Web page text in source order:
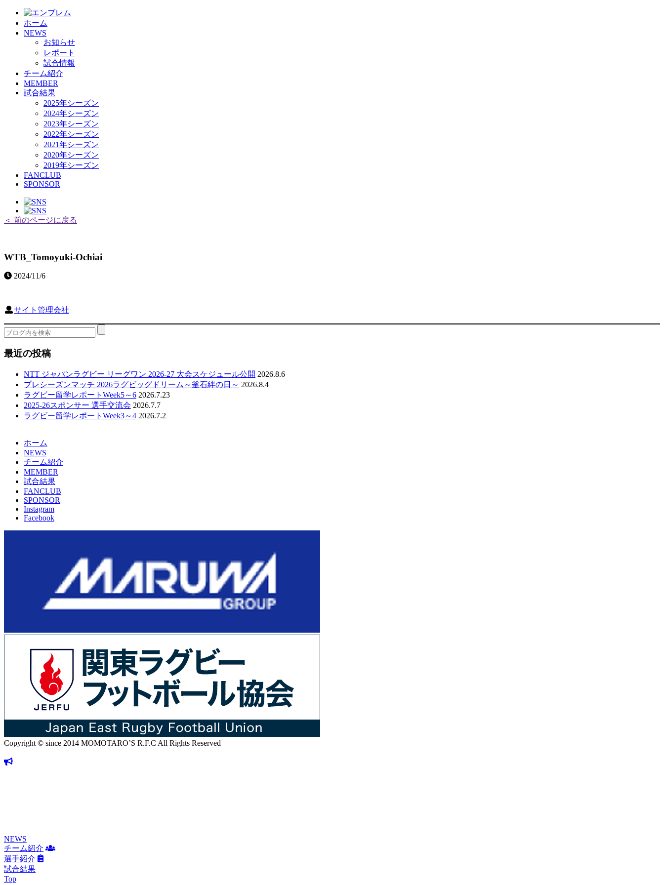
ホーム
NEWS
お知らせ
レポート
試合情報
チーム紹介
MEMBER
試合結果
2025年シーズン
2024年シーズン
2023年シーズン
2022年シーズン
2021年シーズン
2020年シーズン
2019年シーズン
FANCLUB
SPONSOR
＜ 前のページに戻る
WTB_Tomoyuki-Ochiai
2024/11/6
サイト管理会社
最近の投稿
NTT ジャパンラグビー リーグワン 2026-27 大会スケジュール公開 2026.8.6
プレシーズンマッチ 2026ラグビッグドリーム～釜石絆の日～ 2026.8.4
ラグビー留学レポートWeek5～6 2026.7.23
2025-26スポンサー 選手交流会 2026.7.7
ラグビー留学レポートWeek3～4 2026.7.2
ホーム
NEWS
チーム紹介
MEMBER
試合結果
FANCLUB
SPONSOR
Instagram
Facebook
Copyright © since 2014 MOMOTARO’S R.F.C All Rights Reserved
NEWS
チーム紹介
選手紹介
試合結果
Top